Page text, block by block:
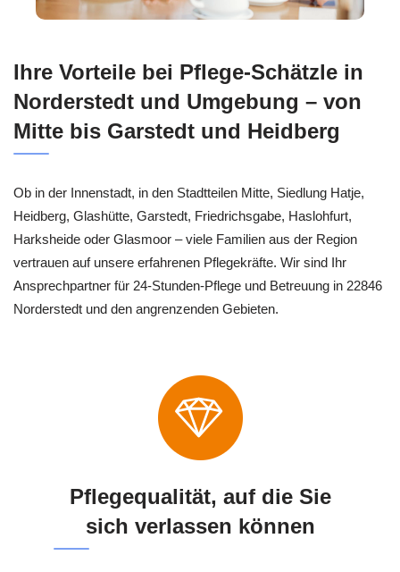
Ihre Vorteile bei Pflege-Schätzle in
Norderstedt und Umgebung – von
Mitte bis Garstedt und Heidberg
Ob in der Innenstadt, in den Stadtteilen Mitte, Siedlung Hatje,
Heidberg, Glashütte, Garstedt, Friedrichsgabe, Haslohfurt,
Harksheide oder Glasmoor – viele Familien aus der Region
vertrauen auf unsere erfahrenen Pflegekräfte. Wir sind Ihr
Ansprechpartner für 24-Stunden-Pflege und Betreuung in 22846
Norderstedt und den angrenzenden Gebieten.
Pflegequalität, auf die Sie
sich verlassen können